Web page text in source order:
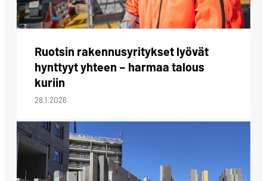
Ruotsin rakennusyritykset lyövät
hynttyyt yhteen – harmaa talous
kuriin
28.1.2026